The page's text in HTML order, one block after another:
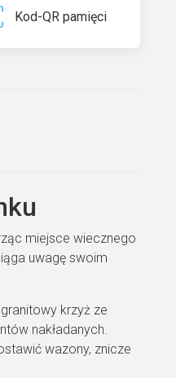
Kod-QR pamięci
miejsce wiecznego
uwagę swoim
krzyż ze
nakładanych.
wazony, znicze